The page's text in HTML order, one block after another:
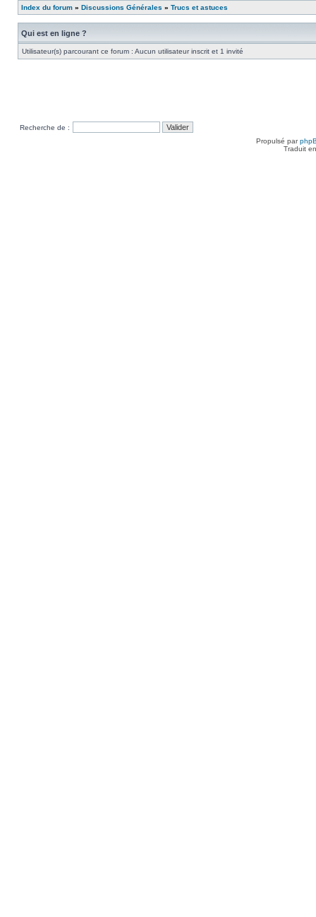
Index du forum » Discussions Générales » Trucs et astuces
Qui est en ligne ?
Utilisateur(s) parcourant ce forum : Aucun utilisateur inscrit et 1 invité
Recherche de :
Propulsé par
Traduit